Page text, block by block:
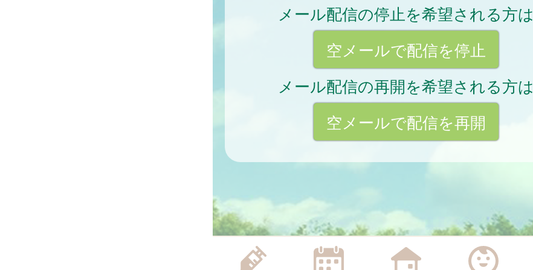
メール配信の停止を希望される方は
空メールで配信を停止
メール配信の再開を希望される方は
空メールで配信を再開